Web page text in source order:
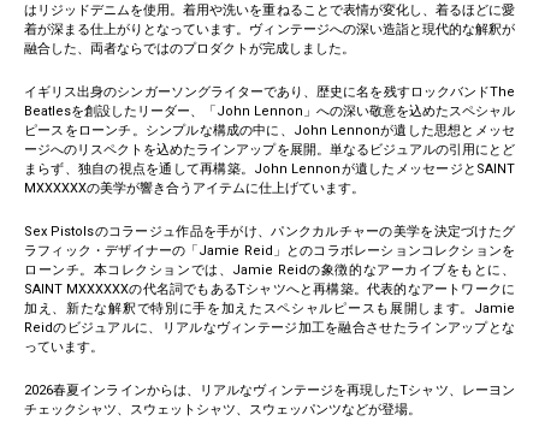
はリジッドデニムを使用。着用や洗いを重ねることで表情が変化し、着るほどに愛
着が深まる仕上がりとなっています。ヴィンテージへの深い造詣と現代的な解釈が
融合した、両者ならではのプロダクトが完成しました。
イギリス出身のシンガーソングライターであり、歴史に名を残すロックバンドThe
Beatlesを創設したリーダー、「John Lennon」への深い敬意を込めたスペシャル
ピースをローンチ。シンプルな構成の中に、John Lennonが遺した思想とメッセ
ージへのリスペクトを込めたラインアップを展開。単なるビジュアルの引用にとど
まらず、独自の視点を通して再構築。John Lennonが遺したメッセージとSAINT
MXXXXXXの美学が響き合うアイテムに仕上げています。
Sex Pistolsのコラージュ作品を手がけ、パンクカルチャーの美学を決定づけたグ
ラフィック・デザイナーの「Jamie Reid」とのコラボレーションコレクションを
ローンチ。本コレクションでは、Jamie Reidの象徴的なアーカイブをもとに、
SAINT MXXXXXXの代名詞でもあるTシャツへと再構築。代表的なアートワークに
加え、新たな解釈で特別に手を加えたスペシャルピースも展開します。Jamie
Reidのビジュアルに、リアルなヴィンテージ加工を融合させたラインアップとな
っています。
2026春夏インラインからは、リアルなヴィンテージを再現したTシャツ、レーヨン
チェックシャツ、スウェットシャツ、スウェッパンツなどが登場。